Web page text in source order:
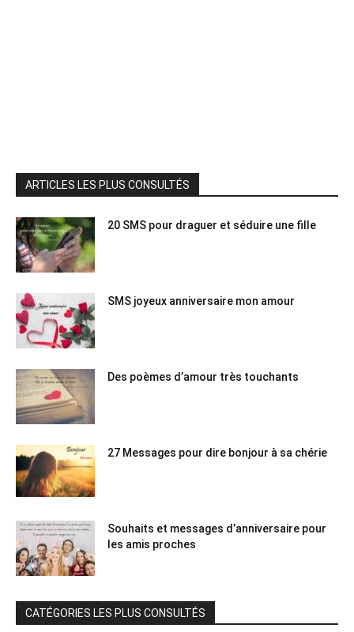
ARTICLES LES PLUS CONSULTÉS
20 SMS pour draguer et séduire une fille
SMS joyeux anniversaire mon amour
Des poèmes d’amour très touchants
27 Messages pour dire bonjour à sa chérie
Souhaits et messages d’anniversaire pour
les amis proches
CATÉGORIES LES PLUS CONSULTÉS